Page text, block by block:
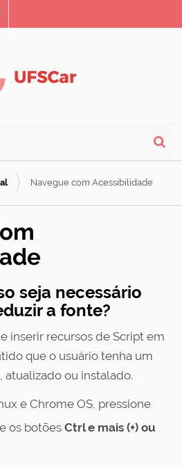
Busca
Navegue com Acessibilidade
seja necessário
a fonte?
inserir recursos de Script em
que o usuário tenha um
atualizado ou instalado.
e Chrome OS, pressione
os botões Ctrl e mais (+) ou